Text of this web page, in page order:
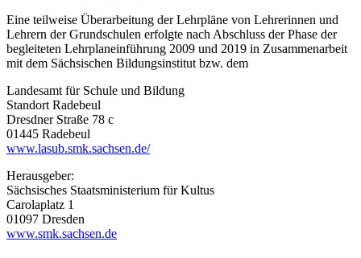
Eine teilweise Überarbeitung der Lehrpläne von Lehrerinnen und
Lehrern der Grundschulen erfolgte nach Abschluss der Phase der
begleiteten Lehrplaneinführung 2009 und 2019 in Zusammenarbeit
mit dem Sächsischen Bildungsinstitut bzw. dem
Landesamt für Schule und Bildung
Standort Radebeul
Dresdner Straße 78 c
01445 Radebeul
www.lasub.smk.sachsen.de/
Herausgeber:
Sächsisches Staatsministerium für Kultus
Carolaplatz 1
01097 Dresden
www.smk.sachsen.de